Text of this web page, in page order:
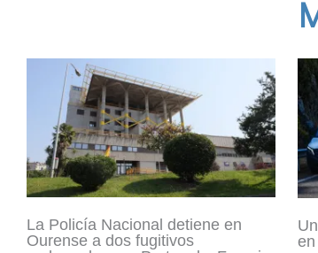
La Policía Nacional detiene en
Ourense a dos fugitivos